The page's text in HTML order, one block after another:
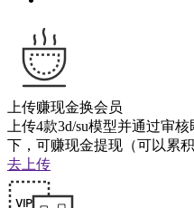
上传赚现金换会员
上传4款3d/su模型并通过审
下，可赚现金提现（可以累积
去上传